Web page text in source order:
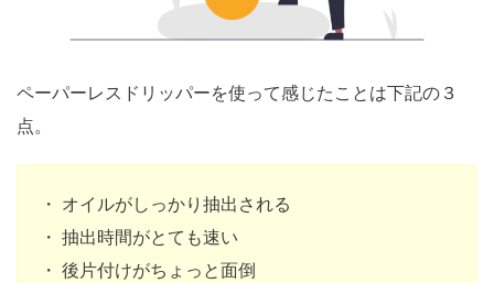
ペーパーレスドリッパーを使って感じたことは下記の３
点。
・ オイルがしっかり抽出される
・ 抽出時間がとても速い
・ 後片付けがちょっと面倒